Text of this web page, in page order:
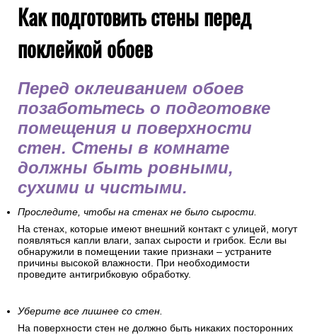
Как подготовить стены перед
поклейкой обоев
Перед оклеиванием обоев
позаботьтесь о подготовке
помещения и поверхности
стен. Стены в комнате
должны быть ровными,
сухими и чистыми.
Проследите, чтобы на стенах не было сырости.
На стенах, которые имеют внешний контакт с улицей, могут
появляться капли влаги, запах сырости и грибок. Если вы
обнаружили в помещении такие признаки – устраните
причины высокой влажности. При необходимости
проведите антигрибковую обработку.
Уберите все лишнее со стен.
На поверхности стен не должно быть никаких посторонних